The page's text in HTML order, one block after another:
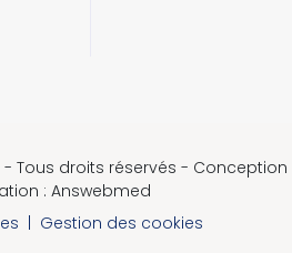
Tous droits réservés - Conception
: Answebmed
| Gestion des cookies